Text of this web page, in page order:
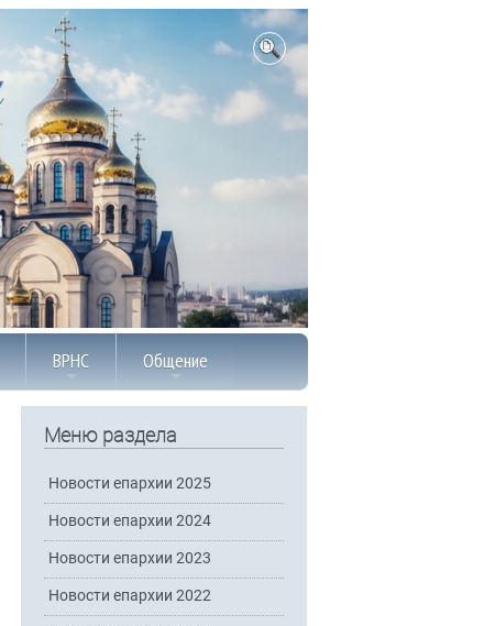
ВРНС Общение
Меню раздела
Новости епархии 2025
Новости епархии 2024
Новости епархии 2023
Новости епархии 2022